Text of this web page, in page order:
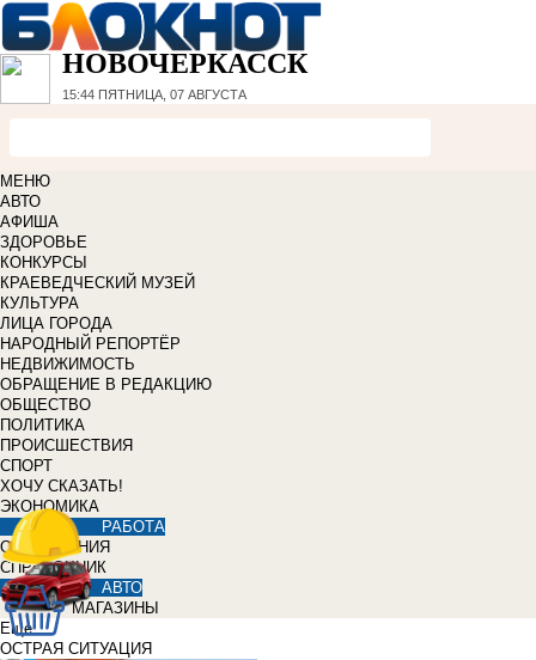
НОВОЧЕРКАССК
15:44 ПЯТНИЦА, 07 АВГУСТА
МЕНЮ
АВТО
АФИША
ЗДОРОВЬЕ
КОНКУРСЫ
КРАЕВЕДЧЕСКИЙ МУЗЕЙ
КУЛЬТУРА
ЛИЦА ГОРОДА
НАРОДНЫЙ РЕПОРТЁР
НЕДВИЖИМОСТЬ
ОБРАЩЕНИЕ В РЕДАКЦИЮ
ОБЩЕСТВО
ПОЛИТИКА
ПРОИСШЕСТВИЯ
СПОРТ
ХОЧУ СКАЗАТЬ!
ЭКОНОМИКА
РАБОТА
ОБЪЯВЛЕНИЯ
СПРАВОЧНИК
АВТО
МАГАЗИНЫ
Еще
ОСТРАЯ СИТУАЦИЯ